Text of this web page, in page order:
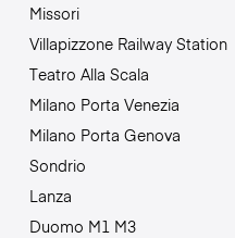
Missori
Villapizzone Railway Station
Teatro Alla Scala
Milano Porta Venezia
Milano Porta Genova
Sondrio
Lanza
Duomo M1 M3